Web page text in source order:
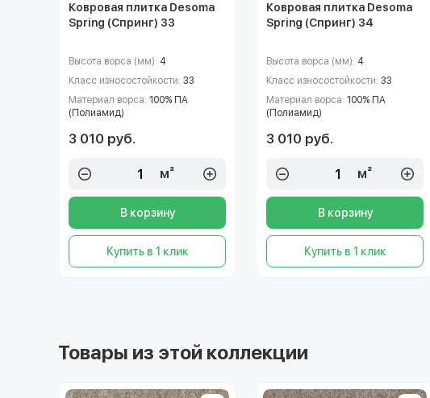
Ковровая плитка Desoma
Spring (Спринг) 33
Высота ворса (мм): 4
Класс износостойкости: 33
Материал ворса: 100% ПА
(Полиамид)
3 010 руб.
м²
В корзину
Купить в 1 клик
Ковровая плитка Desoma
Spring (Спринг) 34
Высота ворса (мм): 4
Класс износостойкости: 33
Материал ворса: 100% ПА
(Полиамид)
3 010 руб.
м²
В корзину
Купить в 1 клик
Товары из этой коллекции